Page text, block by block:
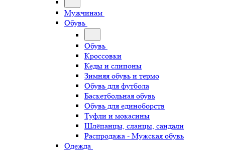
Мужчинам
Обувь
Обувь
Кроссовки
Кеды и слипоны
Зимняя обувь и термо
Обувь для футбола
Баскетбольная обувь
Обувь для единоборств
Туфли и мокасины
Шлёпанцы, сланцы, сандали
Распродажа - Мужская обувь
Одежда